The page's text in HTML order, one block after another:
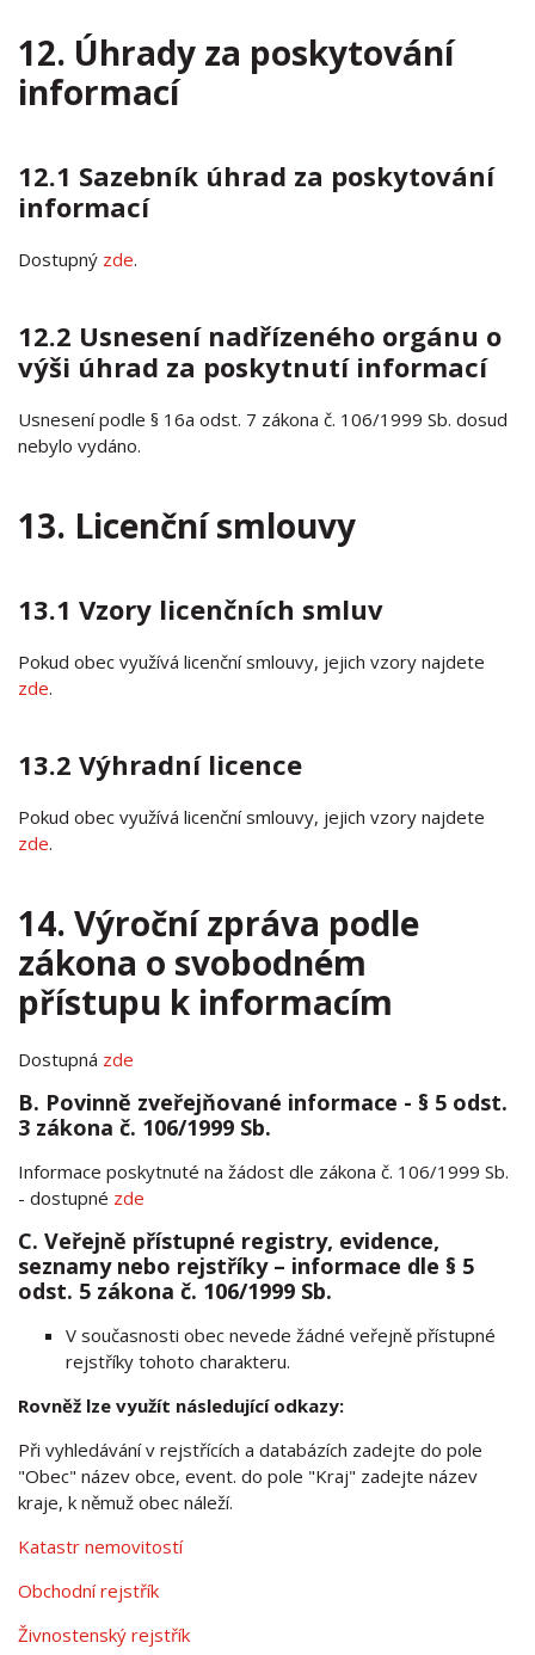
12. Úhrady za poskytování
informací
12.1 Sazebník úhrad za poskytování
informací
Dostupný zde.
12.2 Usnesení nadřízeného orgánu o
výši úhrad za poskytnutí informací
Usnesení podle § 16a odst. 7 zákona č. 106/1999 Sb. dosud
nebylo vydáno.
13. Licenční smlouvy
13.1 Vzory licenčních smluv
Pokud obec využívá licenční smlouvy, jejich vzory najdete
zde.
13.2 Výhradní licence
Pokud obec využívá licenční smlouvy, jejich vzory najdete
zde.
14. Výroční zpráva podle
zákona o svobodném
přístupu k informacím
Dostupná zde
B. Povinně zveřejňované informace - § 5 odst.
3 zákona č. 106/1999 Sb.
Informace poskytnuté na žádost dle zákona č. 106/1999 Sb.
- dostupné zde
C. Veřejně přístupné registry, evidence,
seznamy nebo rejstříky – informace dle § 5
odst. 5 zákona č. 106/1999 Sb.
V současnosti obec nevede žádné veřejně přístupné
rejstříky tohoto charakteru.
Rovněž lze využít následující odkazy:
Při vyhledávání v rejstřících a databázích zadejte do pole
"Obec" název obce, event. do pole "Kraj" zadejte název
kraje, k němuž obec náleží.
Katastr nemovitostí
Obchodní rejstřík
Živnostenský rejstřík